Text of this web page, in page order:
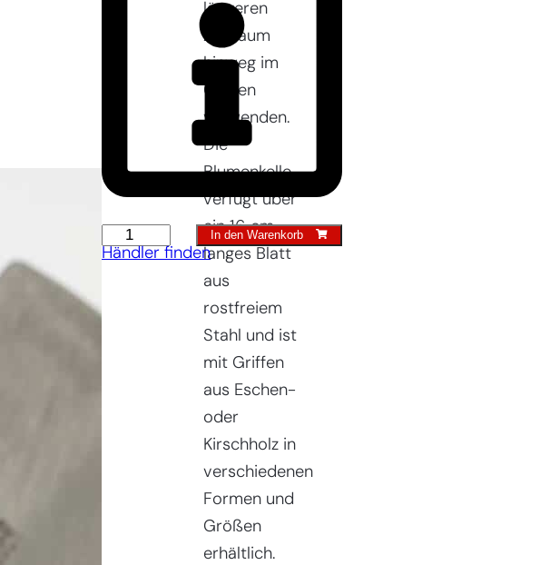
Blumenbeetkelle
Menge
In den Warenkorb
Händler finden
längeren
Zeitraum
hinweg im
Garten
verwenden.
Die
Blumenkelle
verfügt über
ein 16 cm
langes Blatt
aus
rostfreiem
Stahl und ist
mit Griffen
aus Eschen-
oder
Kirschholz in
verschiedenen
Formen und
Größen
erhältlich.